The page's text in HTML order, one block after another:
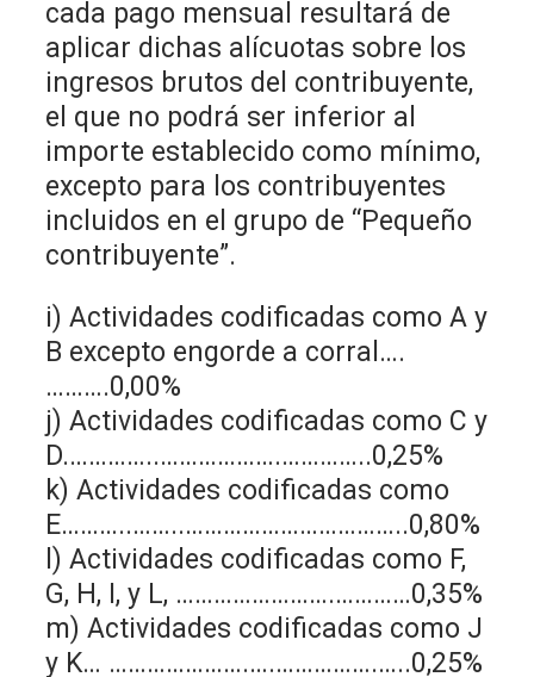
cada pago mensual resultará de
aplicar dichas alícuotas sobre los
ingresos brutos del contribuyente,
el que no podrá ser inferior al
importe establecido como mínimo,
excepto para los contribuyentes
incluidos en el grupo de “Pequeño
contribuyente”.
i) Actividades codificadas como A y
B excepto engorde a corral….
……….0,00%
j) Actividades codificadas como C y
D.…………..……………….…………..0,25%
k) Actividades codificadas como
E………..……..……………………………..0,80%
l) Actividades codificadas como F,
G, H, I, y L, …………………….…………0,35%
m) Actividades codificadas como J
y K… ………………….….…………….…..0,25%